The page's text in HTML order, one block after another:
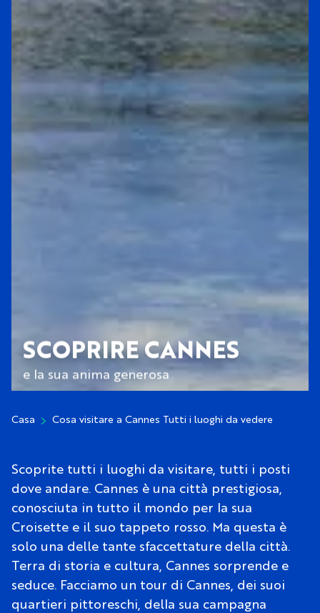
SCOPRIRE CANNES
e la sua anima generosa
Casa Cosa visitare a Cannes Tutti i luoghi da vedere
Scoprite tutti i luoghi da visitare, tutti i posti
dove andare. Cannes è una città prestigiosa,
conosciuta in tutto il mondo per la sua
Croisette e il suo tappeto rosso. Ma questa è
solo una delle tante sfaccettature della città.
Terra di storia e cultura, Cannes sorprende e
seduce. Facciamo un tour di Cannes, dei suoi
quartieri pittoreschi, della sua campagna